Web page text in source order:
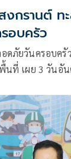
งกรานต์
อบครัว
ดภัยวันครอบครั
นที่ เผย 3 วันอัน